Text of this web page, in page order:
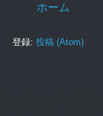
ホーム
登録: 投稿 (Atom)